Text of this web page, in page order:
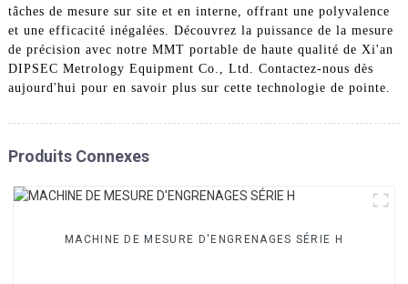
tâches de mesure sur site et en interne, offrant une polyvalence
et une efficacité inégalées. Découvrez la puissance de la mesure
de précision avec notre MMT portable de haute qualité de Xi'an
DIPSEC Metrology Equipment Co., Ltd. Contactez-nous dès
aujourd'hui pour en savoir plus sur cette technologie de pointe.
Produits Connexes
MACHINE DE MESURE D'ENGRENAGES SÉRIE H